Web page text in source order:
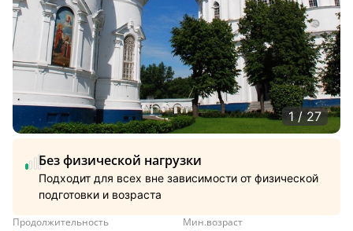
1 / 27
Продолжительность Мин.возраст
Без физической нагрузки
Подходит для всех вне зависимости от физической
подготовки и возраста